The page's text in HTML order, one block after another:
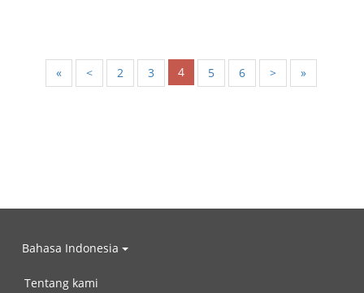
« < 2 3 4 5 6 > »
Bahasa Indonesia
Tentang kami